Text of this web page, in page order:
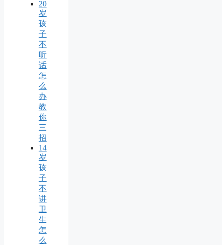
20
岁
孩
子
不
听
话
怎
么
办
教
你
三
招
14
岁
孩
子
不
讲
卫
生
怎
么